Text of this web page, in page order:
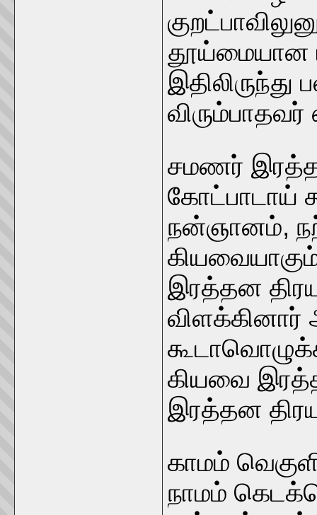
தூய்மையான
சமணர்
கோட்பாடாய்
நன்ஞானம்,
இரத்தன
விளக்கினார்
கியவை
இரத்தன
காமம்
நாமம்